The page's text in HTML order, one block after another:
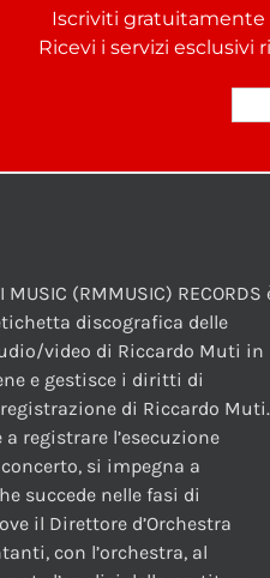
Iscriviti gratuitamente
Ricevi i servizi esclusivi
MUSIC (RMMUSIC) RECORDS
discografica delle
video di Riccardo Muti in
e gestisce i diritti di
di Riccardo Muti.
a registrare l’esecuzione
concerto, si impegna a
succede nelle fasi di
il Direttore d’Orchestra
con l’orchestra, al